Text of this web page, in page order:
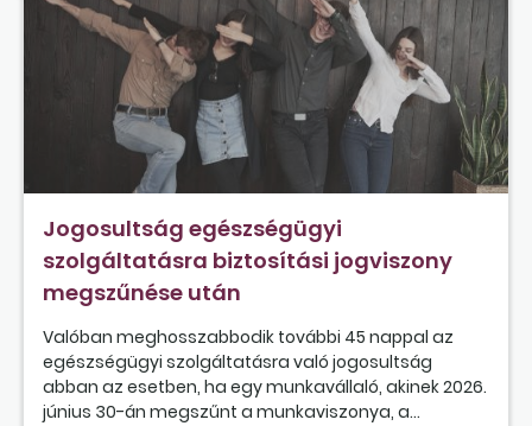
Jogosultság egészségügyi
szolgáltatásra biztosítási jogviszony
megszűnése után
Valóban meghosszabbodik további 45 nappal az
egészségügyi szolgáltatásra való jogosultság
abban az esetben, ha egy munkavállaló, akinek 2026.
június 30-án megszűnt a munkaviszonya, a...